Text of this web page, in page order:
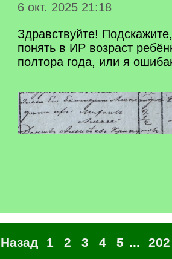
6 окт. 2025 21:18
Здравствуйте!
понять в ИР возраст
полтора года, или я
1 2 3 4 5 ...
202